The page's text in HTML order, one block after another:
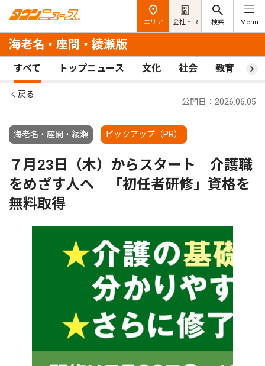
エリア 会社・IR 検索 Menu
海老名・座間・綾瀬版
すべて トップニュース 文化 社会 教育 ス
戻る
海老名・座間・綾瀬 ピックアップ（PR）
公開日：2026.06.05
７月23日（木）からスタート 介護職
をめざす人へ 「初任者研修」資格を
無料取得